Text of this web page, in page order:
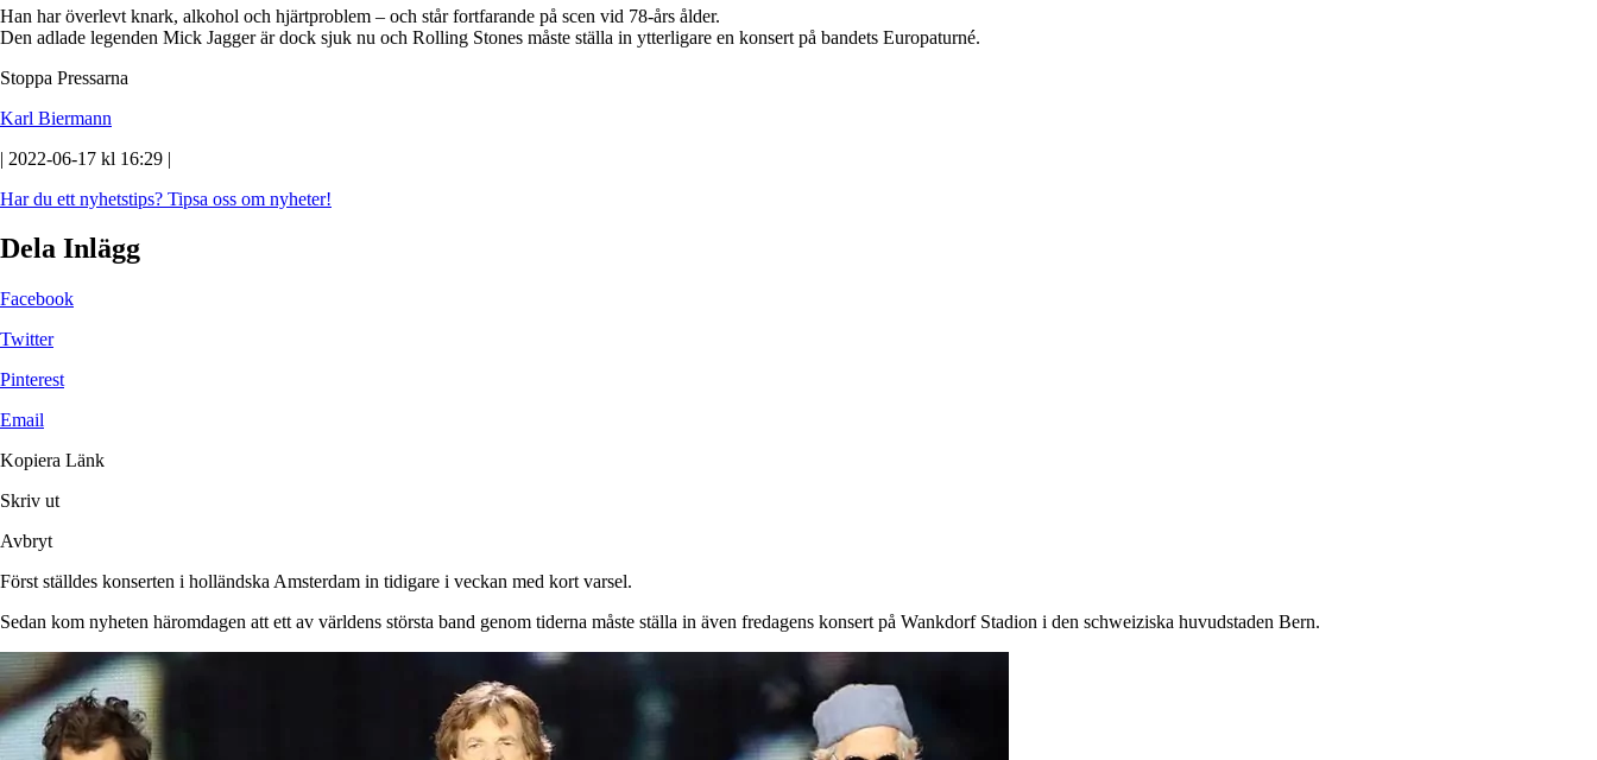
Han har överlevt knark, alkohol och hjärtproblem – och står fortfarande på scen vid 78-års ålder.
Den adlade legenden Mick Jagger är dock sjuk nu och Rolling Stones måste ställa in ytterligare en konsert på bandets Europaturné.
Stoppa Pressarna
Karl Biermann
| 2022-06-17 kl 16:29 |
Har du ett nyhetstips? Tipsa oss om nyheter!
Dela Inlägg
Facebook
Twitter
Pinterest
Email
Kopiera Länk
Skriv ut
Avbryt
Först ställdes konserten i holländska Amsterdam in tidigare i veckan med kort varsel.
Sedan kom nyheten häromdagen att ett av världens största band genom tiderna måste ställa in även fredagens konsert på Wankdorf Stadion i den schweiziska huvudstaden Bern.